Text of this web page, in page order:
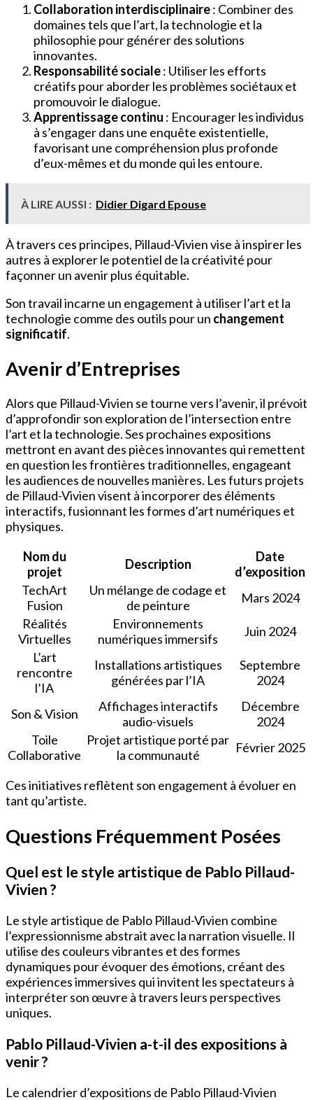
Collaboration interdisciplinaire: Combiner des
domaines tels que l’art, la technologie et la
philosophie pour générer des solutions
innovantes.
Responsabilité sociale: Utiliser les efforts
créatifs pour aborder les problèmes sociétaux et
promouvoir le dialogue.
Apprentissage continu : Encourager les individus
à s’engager dans une enquête existentielle,
favorisant une compréhension plus profonde
d’eux-mêmes et du monde qui les entoure.
À LIRE AUSSI : Didier Digard Epouse
À travers ces principes, Pillaud-Vivien vise à inspirer les
autres à explorer le potentiel de la créativité pour
façonner un avenir plus équitable.
Son travail incarne un engagement à utiliser l’art et la
technologie comme des outils pour un changement
significatif.
Avenir d’Entreprises
Alors que Pillaud-Vivien se tourne vers l’avenir, il prévoit
d’approfondir son exploration de l’intersection entre
l’art et la technologie. Ses prochaines expositions
mettront en avant des pièces innovantes qui remettent
en question les frontières traditionnelles, engageant
les audiences de nouvelles manières. Les futurs projets
de Pillaud-Vivien visent à incorporer des éléments
interactifs, fusionnant les formes d’art numériques et
physiques.
Nom du
projet
Description
Date
d’exposition
TechArt
Fusion
Un mélange de codage et
de peinture
Mars 2024
Réalités
Virtuelles
Environnements
numériques immersifs
Juin 2024
L’art
rencontre
l’IA
Installations artistiques
générées par l’IA
Septembre
2024
Son & Vision
Affichages interactifs
audio-visuels
Décembre
2024
Toile
Collaborative
Projet artistique porté par
la communauté
Février 2025
Ces initiatives reflètent son engagement à évoluer en
tant qu’artiste.
Questions Fréquemment Posées
Quel est le style artistique de Pablo Pillaud-
Vivien ?
Le style artistique de Pablo Pillaud-Vivien combine
l’expressionnisme abstrait avec la narration visuelle. Il
utilise des couleurs vibrantes et des formes
dynamiques pour évoquer des émotions, créant des
expériences immersives qui invitent les spectateurs à
interpréter son œuvre à travers leurs perspectives
uniques.
Pablo Pillaud-Vivien a-t-il des expositions à
venir ?
Le calendrier d’expositions de Pablo Pillaud-Vivien